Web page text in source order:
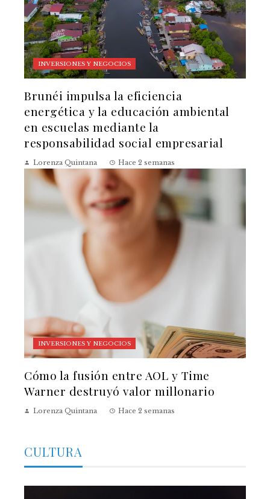
INVERSIONES Y NEGOCIOS
Brunéi impulsa la eficiencia
energética y la educación ambiental
en escuelas mediante la
responsabilidad social empresarial
Lorenza Quintana Hace 2 semanas
INVERSIONES Y NEGOCIOS
Cómo la fusión entre AOL y Time
Warner destruyó valor millonario
Lorenza Quintana Hace 2 semanas
CULTURA